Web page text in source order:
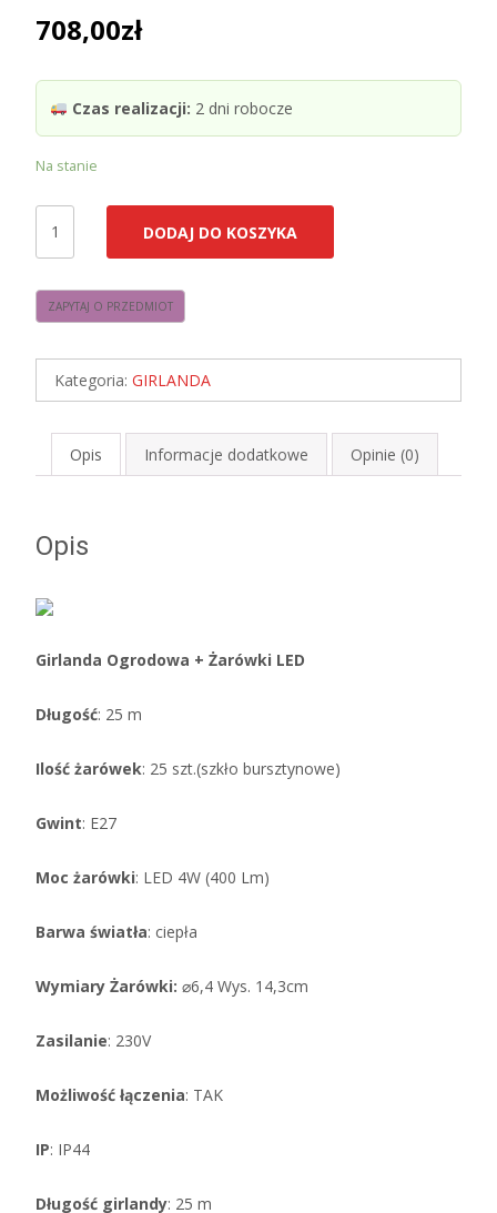
708,00zł
Czas realizacji: 2 dni robocze
Na stanie
25m+LED
4W
ST64
AMBER
⌀6,4cm
DODAJ DO KOSZYKA
Kategoria: GIRLANDA
Opis Informacje dodatkowe Opinie (0)
Opis
Girlanda Ogrodowa + Żarówki LED
Długość: 25 m
Ilość żarówek: 25 szt.(szkło bursztynowe)
Gwint: E27
Moc żarówki: LED 4W (400 Lm)
Barwa światła: ciepła
Wymiary Żarówki: ⌀6,4 Wys. 14,3cm
Zasilanie: 230V
Możliwość łączenia: TAK
IP: IP44
Długość girlandy: 25 m